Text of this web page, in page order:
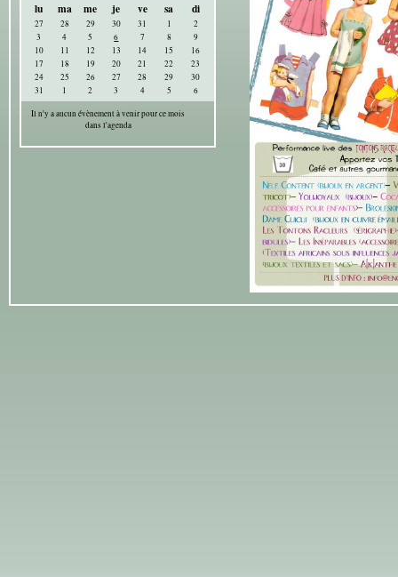
lu
ma me je ve sa di
27 28 29 30 31 1
2
3
4 5 6 7 8
9
10
11 12 13 14 15
16
17
18 19 20 21 22
23
24
25 26 27 28 29
30
31
1 2 3 4 5
6
Il n'y a aucun évènement à venir pour ce mois
dans l'agenda